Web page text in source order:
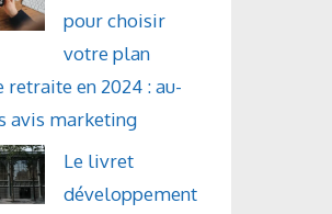
pour choisir
votre plan
retraite en 2024 : au-
avis marketing
Le livret
développement